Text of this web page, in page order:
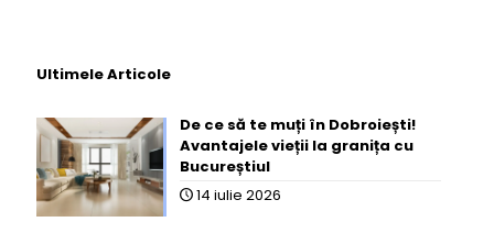
Ultimele Articole
De ce să te muți în Dobroiești!
Avantajele vieții la granița cu
Bucureștiul
14 iulie 2026